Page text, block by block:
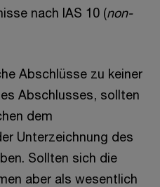
nach IAS 10 (non-
Abschlüsse zu keiner
Abschlusses, sollten
dem
Unterzeichnung des
Sollten sich die
aber als wesentlich